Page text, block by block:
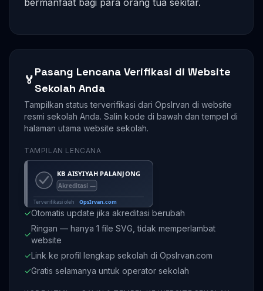
bermanfaat bagi para orang tua sekitar.
🏅
Pasang Lencana Verifikasi di Website
Sekolah Anda
Tampilkan status terverifikasi dari OpsIrvan di website
resmi sekolah Anda. Salin kode di bawah dan tempel di
halaman utama website sekolah.
TAMPILAN LENCANA
✓Otomatis update jika akreditasi berubah
✓
Ringan — hanya 1 file SVG, tidak memperlambat
website
✓Link ke profil lengkap sekolah di OpsIrvan.com
✓Gratis selamanya untuk operator sekolah